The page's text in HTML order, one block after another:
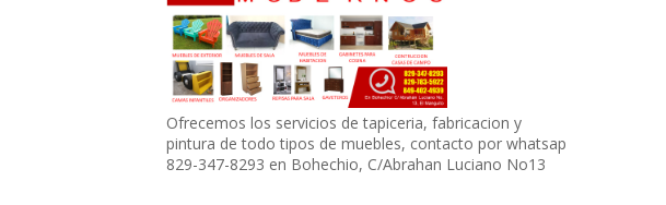
Ofrecemos los servicios de tapiceria, fabricacion y
pintura de todo tipos de muebles, contacto por whatsap
829-347-8293 en Bohechio, C/Abrahan Luciano No13